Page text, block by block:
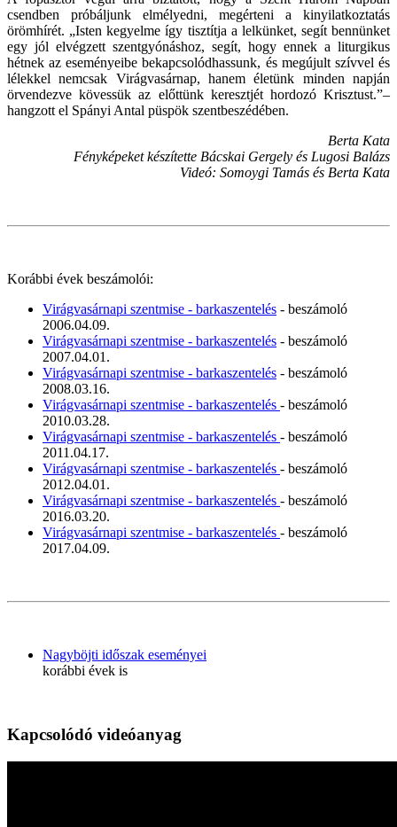
csendben próbáljunk elmélyedni, megérteni a kinyilatkoztatás
örömhírét. „Isten kegyelme így tisztítja a lelkünket, segít bennünket
egy jól elvégzett szentgyónáshoz, segít, hogy ennek a liturgikus
hétnek az eseményeibe bekapcsolódhassunk, és megújult szívvel és
lélekkel nemcsak Virágvasárnap, hanem életünk minden napján
örvendezve kövessük az előttünk keresztjét hordozó Krisztust.”–
hangzott el Spányi Antal püspök szentbeszédében.
Berta Kata
Fényképeket készítette Bácskai Gergely és Lugosi Balázs
Videó: Somoygi Tamás és Berta Kata
Korábbi évek beszámolói:
Virágvasárnapi szentmise - barkaszentelés - beszámoló
2006.04.09.
Virágvasárnapi szentmise - barkaszentelés - beszámoló
2007.04.01.
Virágvasárnapi szentmise - barkaszentelés - beszámoló
2008.03.16.
Virágvasárnapi szentmise - barkaszentelés - beszámoló
2010.03.28.
Virágvasárnapi szentmise - barkaszentelés - beszámoló
2011.04.17.
Virágvasárnapi szentmise - barkaszentelés - beszámoló
2012.04.01.
Virágvasárnapi szentmise - barkaszentelés - beszámoló
2016.03.20.
Virágvasárnapi szentmise - barkaszentelés - beszámoló
2017.04.09.
Nagyböjti időszak eseményei
korábbi évek is
Kapcsolódó videóanyag